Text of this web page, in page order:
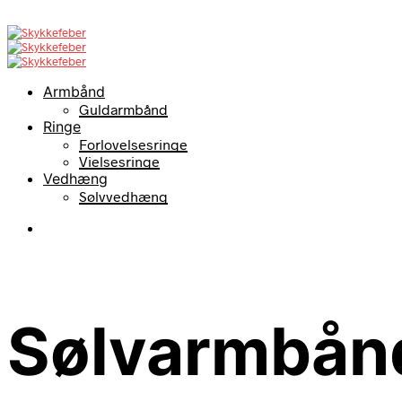
Armbånd
Guldarmbånd
Ringe
Forlovelsesringe
Vielsesringe
Vedhæng
Sølvvedhæng